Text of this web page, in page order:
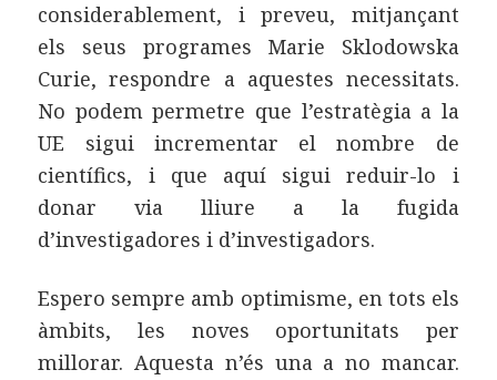
considerablement, i preveu, mitjançant
els seus programes Marie Sklodowska
Curie, respondre a aquestes necessitats.
No podem permetre que l’estratègia a la
UE sigui incrementar el nombre de
científics, i que aquí sigui reduir-lo i
donar via lliure a la fugida
d’investigadores i d’investigadors.
Espero sempre amb optimisme, en tots els
àmbits, les noves oportunitats per
millorar. Aquesta n’és una a no mancar.